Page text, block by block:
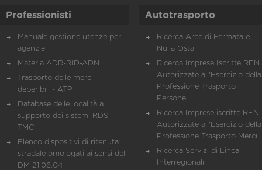
Professionisti
Manuale gestione utenze per
agenzie
Materia ADR-RID-ADN
Trasporto delle merci
deperibili - ATP
Database delle località a
supporto dei sistemi RDS
TMC
Elenco dispositivi di ritenuta
stradale omologati ai sensi del
DM 21.06.04
Autotrasporto
Ricerca Aree di Fermata e
Nulla Osta
Ricerca Imprese Iscritte REN
Autorizzate all'Esercizio della
Professione Trasporto
Persone
Ricerca Imprese iscritte REN
Autorizzate all'Esercizio della
Professione Trasporto Merci
Ricerca Servizi di Linea
Interregionali